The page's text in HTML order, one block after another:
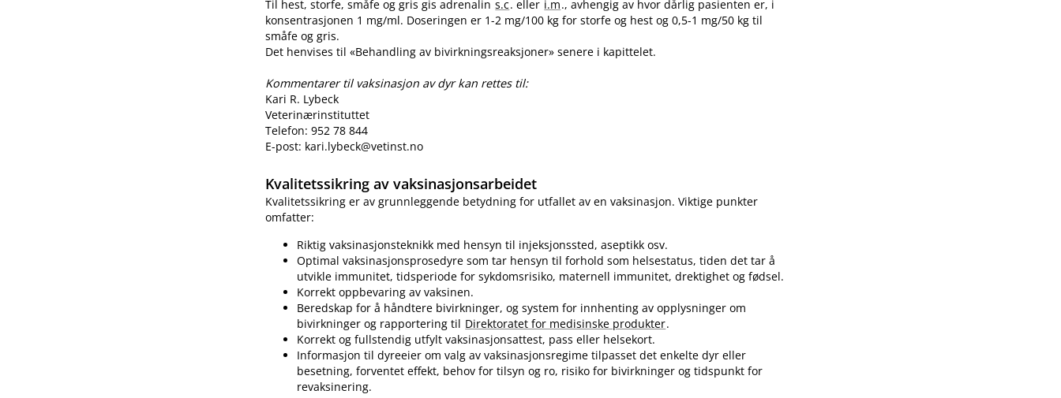
Til hest, storfe, småfe og gris gis adrenalin s.c. eller i.m., avhengig av hvor dårlig pasienten er, i
konsentrasjonen 1 mg​/​ml. Doseringen er 1-2 mg/100 kg for storfe og hest og 0,5-1 mg/50 kg til
småfe og gris.
Det henvises til «Behandling av bivirkningsreaksjoner» senere i kapittelet.
Kommentarer til vaksinasjon av dyr kan rettes til:
Kari R. Lybeck
Veterinærinstituttet
Telefon: 952 78 844
E-post: kari.lybeck@vetinst.no
Kvalitetssikring av vaksinasjonsarbeidet
Kvalitetssikring er av grunnleggende betydning for utfallet av en vaksinasjon. Viktige punkter
omfatter:
Riktig vaksinasjonsteknikk med hensyn til injeksjonssted, aseptikk osv.
Optimal vaksinasjonsprosedyre som tar hensyn til forhold som helsestatus, tiden det tar å
utvikle immunitet, tidsperiode for sykdomsrisiko, maternell immunitet, drektighet og fødsel.
Korrekt oppbevaring av vaksinen.
Beredskap for å håndtere bivirkninger, og system for innhenting av opplysninger om
bivirkninger og rapportering til Direktoratet for medisinske produkter.
Korrekt og fullstendig utfylt vaksinasjonsattest, pass eller helsekort.
Informasjon til dyreeier om valg av vaksinasjonsregime tilpasset det enkelte dyr eller
besetning, forventet effekt, behov for tilsyn og ro, risiko for bivirkninger og tidspunkt for
revaksinering.